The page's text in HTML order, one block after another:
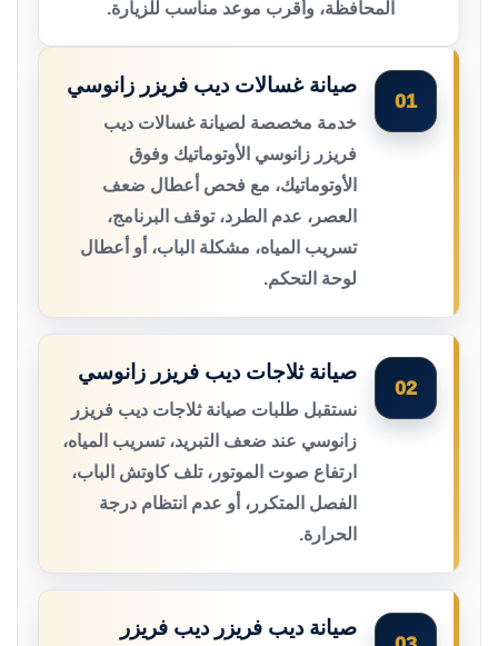
المحافظة، وأقرب موعد مناسب للزيارة.
01
صيانة غسالات ديب فريزر زانوسي
خدمة مخصصة لصيانة غسالات ديب
فريزر زانوسي الأوتوماتيك وفوق
الأوتوماتيك، مع فحص أعطال ضعف
العصر، عدم الطرد، توقف البرنامج،
تسريب المياه، مشكلة الباب، أو أعطال
لوحة التحكم.
02
صيانة ثلاجات ديب فريزر زانوسي
نستقبل طلبات صيانة ثلاجات ديب فريزر
زانوسي عند ضعف التبريد، تسريب المياه،
ارتفاع صوت الموتور، تلف كاوتش الباب،
الفصل المتكرر، أو عدم انتظام درجة
الحرارة.
صيانة ديب فريزر ديب فريزر